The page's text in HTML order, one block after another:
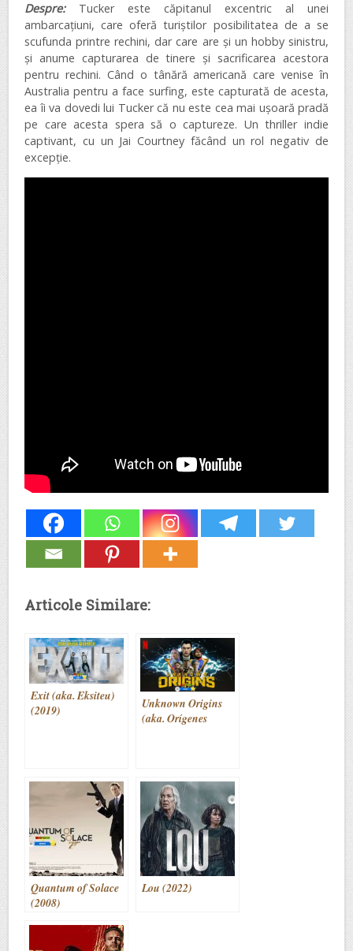
Despre: Tucker este căpitanul excentric al unei
ambarcațiuni, care oferă turiștilor posibilitatea de a se
scufunda printre rechini, dar care are și un hobby sinistru,
și anume capturarea de tinere și sacrificarea acestora
pentru rechini. Când o tânără americană care venise în
Australia pentru a face surfing, este capturată de acesta,
ea îi va dovedi lui Tucker că nu este cea mai ușoară pradă
pe care acesta spera să o captureze. Un thriller indie
captivant, cu un Jai Courtney făcând un rol negativ de
excepție.
Articole Similare:
Exit (aka. Eksiteu)
(2019)
Unknown Origins
(aka. Orígenes
Quantum of Solace
(2008)
Lou (2022)